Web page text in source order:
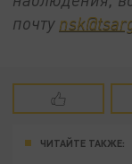
почту
ЧИТАЙТЕ ТАКЖЕ: